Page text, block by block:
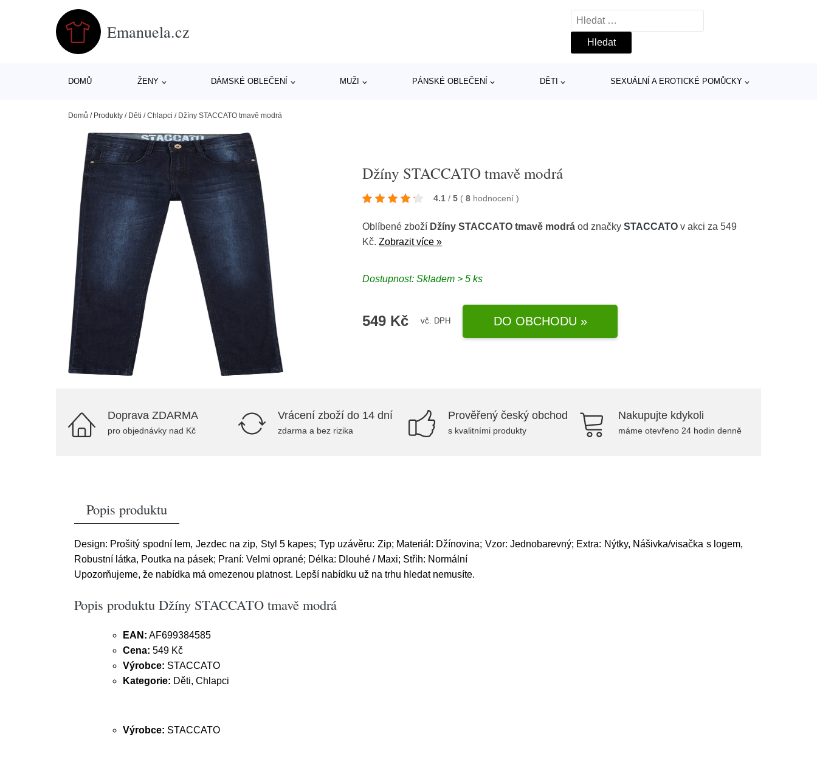
Emanuela.cz
Vyhledávání
DOMŮ ŽENY DÁMSKÉ OBLEČENÍ MUŽI PÁNSKÉ OBLEČENÍ DĚTI SEXUÁLNÍ A EROTICKÉ POMŮCKY
Domů / Produkty / Děti /Chlapci / Džíny STACCATO tmavě modrá
Džíny STACCATO tmavě modrá
4.1 / 5 ( 8 hodnocení)
Oblíbené zboží Džíny STACCATO tmavě modrá od značkySTACCATO v akci za 549
Kč.Zobrazit více »
Dostupnost: Skladem > 5 ks
549 Kč vč. DPH DO OBCHODU »
Doprava ZDARMA
pro objednávky nad Kč
Vrácení zboží do 14 dní
zdarma a bez rizika
Prověřený český obchod
s kvalitními produkty
Nakupujte kdykoli
máme otevřeno 24 hodin denně
Popis produktu
Design: Prošitý spodní lem, Jezdec na zip, Styl 5 kapes; Typ uzávěru: Zip; Materiál: Džínovina; Vzor: Jednobarevný; Extra: Nýtky, Nášivka/visačka s logem,
Robustní látka, Poutka na pásek; Praní: Velmi oprané; Délka: Dlouhé / Maxi; Střih: Normální
Upozorňujeme, že nabídka má omezenou platnost. Lepší nabídku už na trhu hledat nemusíte.
Popis produktu Džíny STACCATO tmavě modrá
EAN: AF699384585
Cena: 549 Kč
Výrobce: STACCATO
Kategorie: Děti, Chlapci
Výrobce: STACCATO